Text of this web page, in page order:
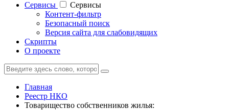
Cервисы
Cервисы
Контент-фильтр
Безопасный поиск
Версия сайта для слабовидящих
Скрипты
О проекте
Главная
Реестр НКО
Товарищество собственников жилья: